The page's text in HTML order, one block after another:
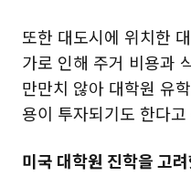
또한 대도시에 위치한
가로 인해 주거 비용과
만만치 않아 대학원 유
용이 투자되기도 한다고
미국 대학원 진학을 고